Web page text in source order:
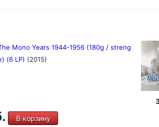
Mono Years 1944-1956 (180g / streng
(6 LP) (2015)
В корзину